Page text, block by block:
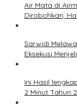
Air Mata di
Dirobohkan,
Sarwidi
Eksekusi
Ini Hasil
2 Minut Tahun